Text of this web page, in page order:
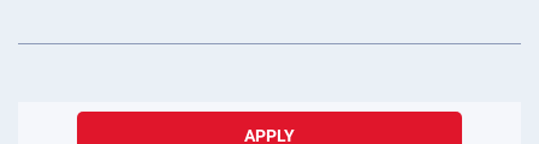
APPLY